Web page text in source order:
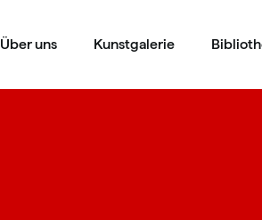
Über uns Kunstgalerie